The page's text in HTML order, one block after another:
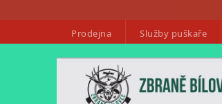
Prodejna Služby puškaře